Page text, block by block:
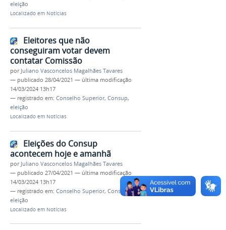
eleição
Localizado em Notícias
Eleitores que não
conseguiram votar devem
contatar Comissão
por Juliano Vasconcelos Magalhães Tavares
— publicado 28/04/2021 — última modificação
14/03/2024 13h17
— registrado em: Conselho Superior, Consup,
eleição
Localizado em Notícias
Eleições do Consup
acontecem hoje e amanhã
por Juliano Vasconcelos Magalhães Tavares
— publicado 27/04/2021 — última modificação
14/03/2024 13h17
— registrado em: Conselho Superior, Consup,
eleição
Localizado em Notícias